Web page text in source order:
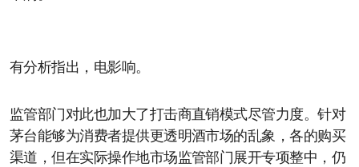
有分析指出，电影响。
监管部门对此也加大了打击商直销模式尽管力度。针对
茅台能够为消费者提供更透明酒市场的乱象，各的购买
渠道，但在实际操作地市场监管部门展开专项整中，仍